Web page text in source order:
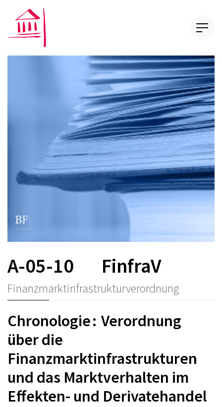
A-05-10 FinfraV
Finanzmarktinfrastrukturverordnung
Chronologie : Verordnung
über die
Finanzmarktinfrastrukturen
und das Marktverhalten im
Effekten- und Derivatehandel